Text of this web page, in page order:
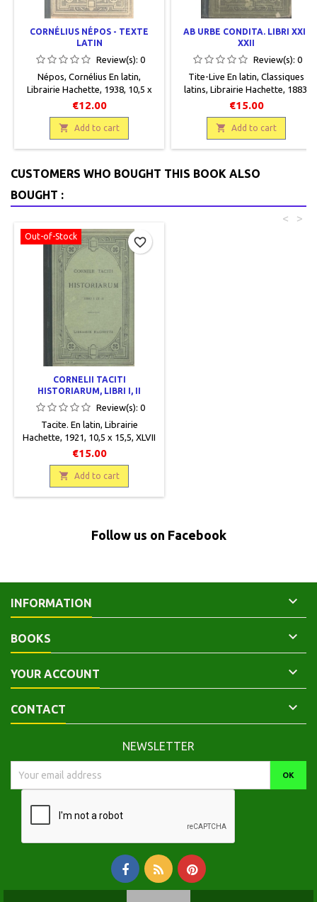
CORNÉLIUS NÉPOS - TEXTE
LATIN
Review(s): 0
Népos, Cornélius En latin,
Librairie Hachette, 1938, 10,5 x
15,5, XII + 243 p., relié, ccasion.
Reliure éditeur demi percaline
verte. Plats cartonnés beige avec
motifs décoratifs art déco. Très
bon état.
€12.00
 Add to cart
AB URBE CONDITA. LIBRI XXI-
XXII
Review(s): 0
Tite-Live En latin , Classiques
latins, Librairie Hachette , 1883 ,
10,5 x 15,5 , XXIV + 380 pages + 2
cartes , relié, occasion. Correct.
Reliure éditeur demi percaline
verte. Plats cartonnés vert foncé
avec motifs décoratifs art déco,
plats. Quelques taches au verso.
plus ou moins...
€15.00
 Add to cart
CUSTOMERS WHO BOUGHT THIS BOOK ALSO
BOUGHT :
>
<
Out-of-Stock
CORNELII TACITI
HISTORIARUM, LIBRI I, II
Review(s): 0
Tacite. En latin, Librairie
Hachette, 1921, 10,5 x 15,5, XLVII
+ 318 pages, relié, occasion.
Reliure éditeur demi percaline
verte. Plats cartonnés beige avec
motifs décoratifs art déco. Très
bon état.
€15.00
 Add to cart
favorite_border
Follow us on Facebook
INFORMATION 
BOOKS 
YOUR ACCOUNT 
CONTACT 
NEWSLETTER